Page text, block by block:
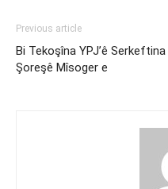
Previous article
Bi Tekoşîna YPJ’ê Serkeftina
Şoreşê Mîsoger e